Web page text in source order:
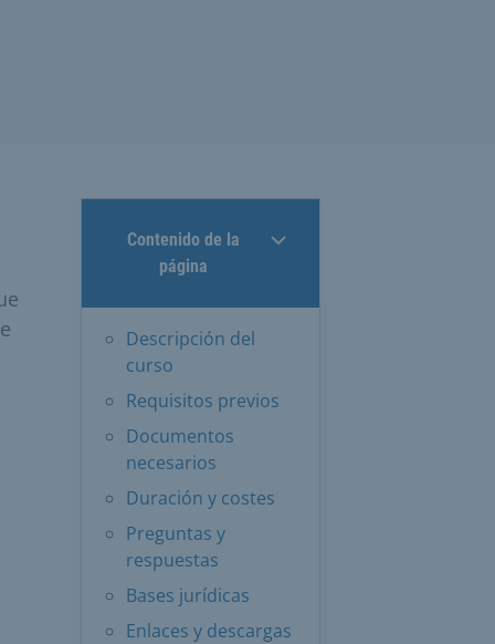
Contenido de la
página
Descripción del
curso
Requisitos previos
Documentos
necesarios
Duración y costes
Preguntas y
respuestas
Bases jurídicas
Enlaces y descargas